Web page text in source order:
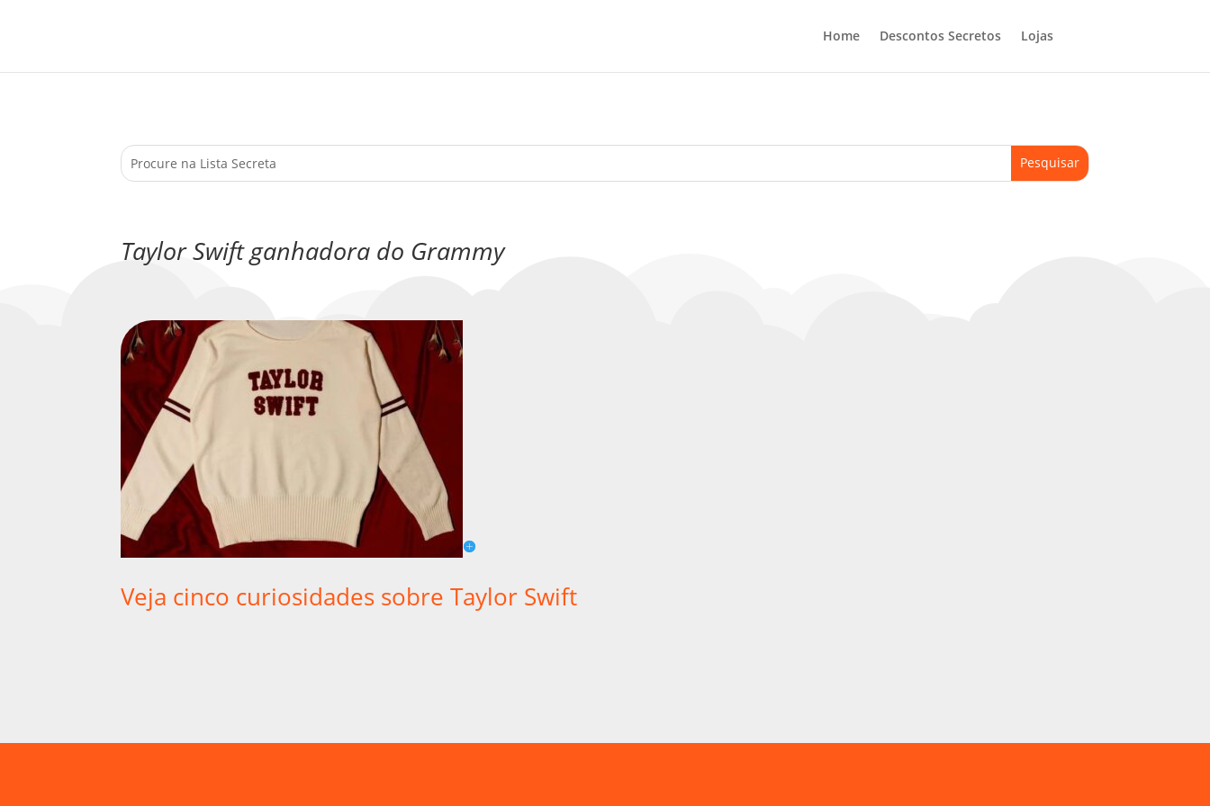
Home Descontos Secretos Lojas
Taylor Swift ganhadora do Grammy
Veja cinco curiosidades sobre Taylor Swift